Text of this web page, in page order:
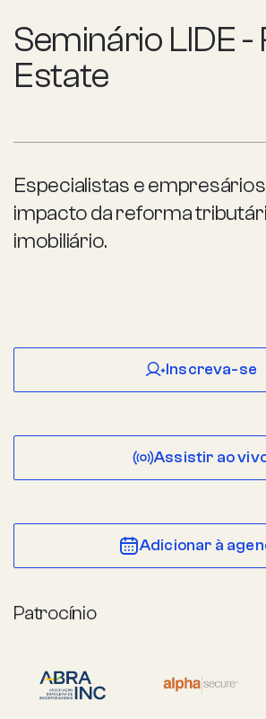
Seminário LIDE -
Estate
Especialistas e
impacto da reforma
imobiliário.
Inscreva-se
Assistir ao
Adicionar à
Patrocínio